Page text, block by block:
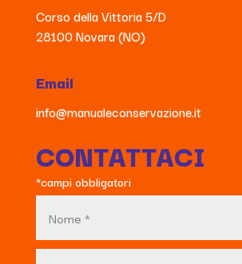
Corso della Vittoria 5/D
28100 Novara (NO)
Email
info@manualeconservazione.it
CONTATTACI
*campi obbligatori